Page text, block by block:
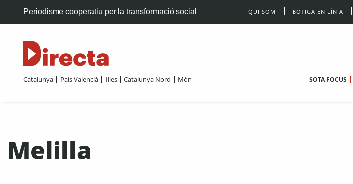
Periodisme cooperatiu per la transformació social QUI SOM BOTIGA EN LÍNIA
Catalunya País Valencià Illes Catalunya Nord Món SOTA FOCUS
Melilla